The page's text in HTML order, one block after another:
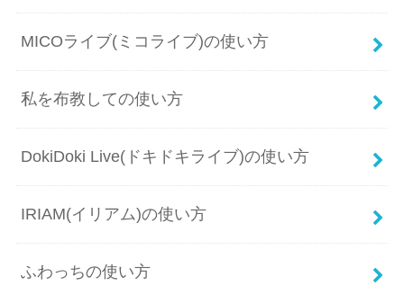
MICOライブ(ミコライブ)の使い方
私を布教しての使い方
DokiDoki Live(ドキドキライブ)の使い方
IRIAM(イリアム)の使い方
ふわっちの使い方